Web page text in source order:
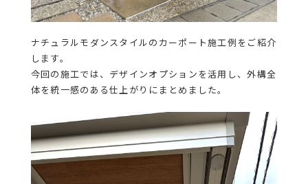
ナチュラルモダンスタイルのカーポート施工例をご紹介
します。
今回の施工では、デザインオプションを活用し、外構全
体を統一感のある仕上がりにまとめました。